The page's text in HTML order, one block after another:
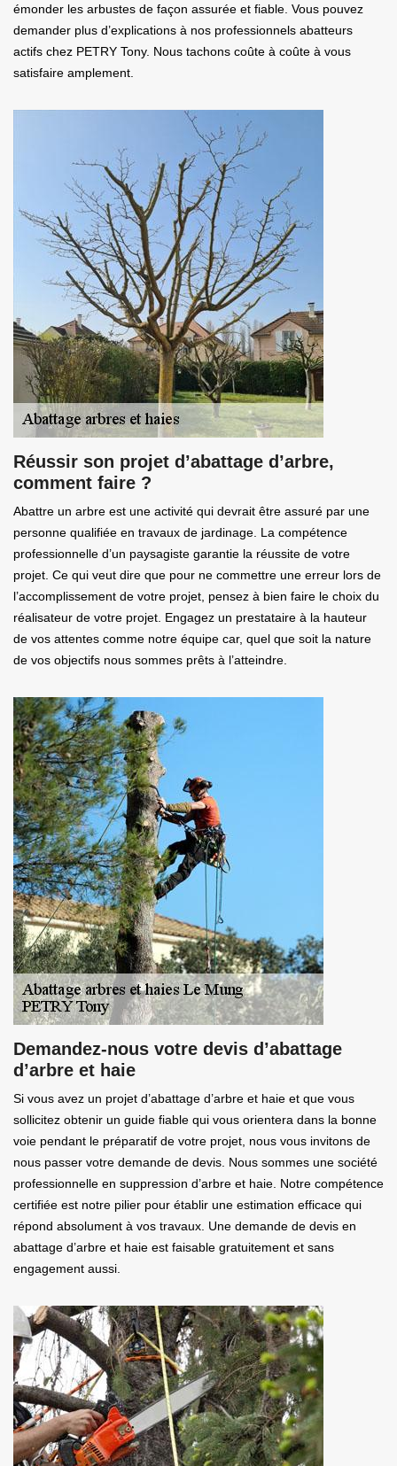
émonder les arbustes de façon assurée et fiable. Vous pouvez
demander plus d’explications à nos professionnels abatteurs
actifs chez PETRY Tony. Nous tachons coûte à coûte à vous
satisfaire amplement.
Réussir son projet d’abattage d’arbre,
comment faire ?
Abattre un arbre est une activité qui devrait être assuré par une
personne qualifiée en travaux de jardinage. La compétence
professionnelle d’un paysagiste garantie la réussite de votre
projet. Ce qui veut dire que pour ne commettre une erreur lors de
l’accomplissement de votre projet, pensez à bien faire le choix du
réalisateur de votre projet. Engagez un prestataire à la hauteur
de vos attentes comme notre équipe car, quel que soit la nature
de vos objectifs nous sommes prêts à l’atteindre.
Demandez-nous votre devis d’abattage
d’arbre et haie
Si vous avez un projet d’abattage d’arbre et haie et que vous
sollicitez obtenir un guide fiable qui vous orientera dans la bonne
voie pendant le préparatif de votre projet, nous vous invitons de
nous passer votre demande de devis. Nous sommes une société
professionnelle en suppression d’arbre et haie. Notre compétence
certifiée est notre pilier pour établir une estimation efficace qui
répond absolument à vos travaux. Une demande de devis en
abattage d’arbre et haie est faisable gratuitement et sans
engagement aussi.